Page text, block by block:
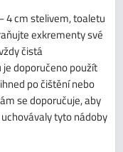
4 cm stelivem, toaletu
exkrementy své
čistá
je doporučeno použít
po čištění nebo
se doporučuje, aby
tyto nádoby